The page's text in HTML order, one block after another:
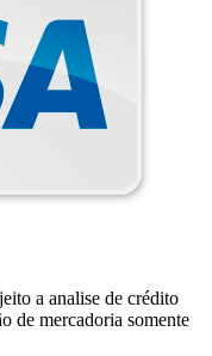
a analise de crédito
de mercadoria somente